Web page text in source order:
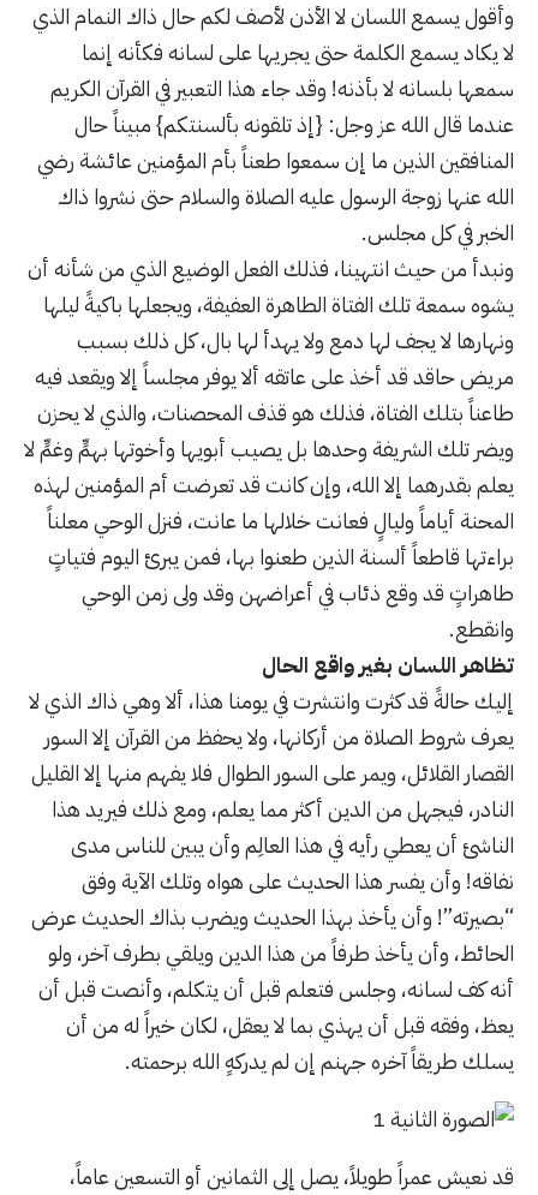
وأقول يسمع اللسان لا الأذن لأصف لكم حال ذاك النمام الذي
لا يكاد يسمع الكلمة حتى يجريها على لسانه فكأنه إنما
سمعها بلسانه لا بأذنه! وقد جاء هذا التعبير في القرآن الكريم
عندما قال الله عز وجل: {إذ تلقونه بألسنتكم} مبيناً حال
المنافقين الذين ما إن سمعوا طعناً بأم المؤمنين عائشة رضي
الله عنها زوجة الرسول عليه الصلاة والسلام حتى نشروا ذاك
الخبر في كل مجلس.
ونبدأ من حيث انتهينا، فذلك الفعل الوضيع الذي من شأنه أن
يشوه سمعة تلك الفتاة الطاهرة العفيفة، ويجعلها باكيةً ليلها
ونهارها لا يجف لها دمع ولا يهدأ لها بال، كل ذلك بسبب
مريض حاقد قد أخذ على عاتقه ألا يوفر مجلساً إلا ويقعد فيه
طاعناً بتلك الفتاة، فذلك هو قذف المحصنات، والذي لا يحزن
ويضر تلك الشريفة وحدها بل يصيب أبويها وأخوتها بهمٍّ وغمٍّ لا
يعلم بقدرهما إلا الله، وإن كانت قد تعرضت أم المؤمنين لهذه
المحنة أياماً وليالٍ فعانت خلالها ما عانت، فنزل الوحي معلناً
براءتها قاطعاً ألسنة الذين طعنوا بها، فمن يبرئ اليوم فتياتٍ
طاهراتٍ قد وقع ذئاب في أعراضهن وقد ولى زمن الوحي
وانقطع.
تظاهر اللسان بغير واقع الحال
إليك حالةً قد كثرت وانتشرت في يومنا هذا، ألا وهي ذاك الذي لا
يعرف شروط الصلاة من أركانها، ولا يحفظ من القرآن إلا السور
القصار القلائل، ويمر على السور الطوال فلا يفهم منها إلا القليل
النادر، فيجهل من الدين أكثر مما يعلم، ومع ذلك فيريد هذا
الناشئ أن يعطي رأيه في هذا العالِم وأن يبين للناس مدى
نفاقه! وأن يفسر هذا الحديث على هواه وتلك الآية وفق
“بصيرته”! وأن يأخذ بهذا الحديث ويضرب بذاك الحديث عرض
الحائط، وأن يأخذ طرفاً من هذا الدين ويلقي بطرف آخر، ولو
أنه كف لسانه، وجلس فتعلم قبل أن يتكلم، وأنصت قبل أن
يعظ، وفقه قبل أن يهذي بما لا يعقل، لكان خيراً له من أن
يسلك طريقاً آخره جهنم إن لم يدركهٍ الله برحمته.
قد نعيش عمراً طويلاً، يصل إلى الثمانين أو التسعين عاماً،